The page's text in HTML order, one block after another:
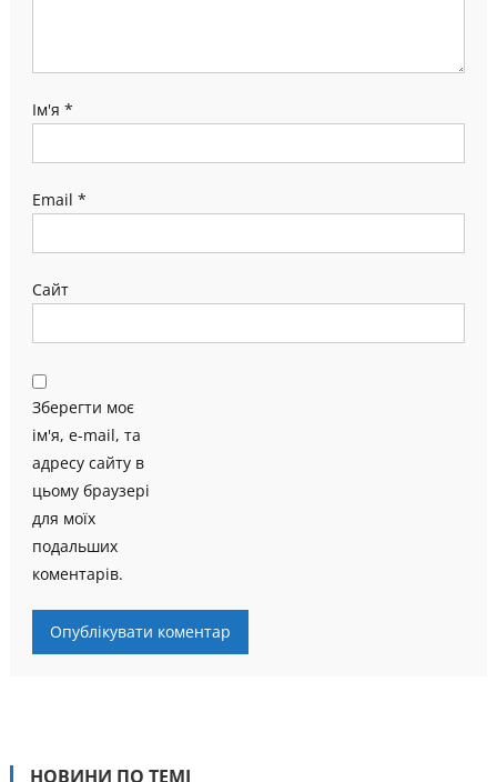
Ім'я *
Email *
Сайт
Зберегти моє
ім'я, e-mail, та
адресу сайту в
цьому браузері
для моїх
подальших
коментарів.
НОВИНИ ПО ТЕМІ